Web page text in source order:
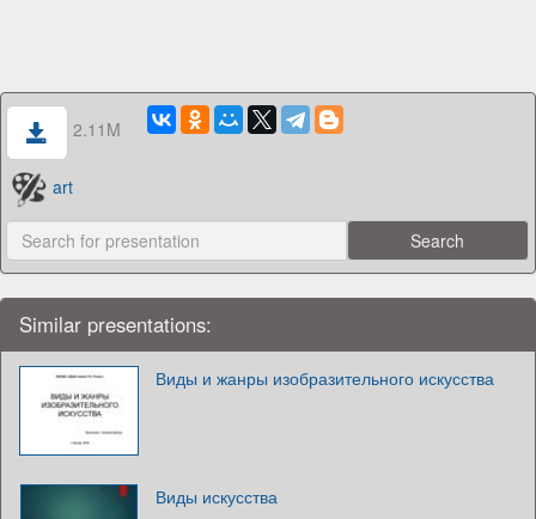
2.11M
art
Similar presentations:
Виды и жанры изобразительного искусства
Виды искусства